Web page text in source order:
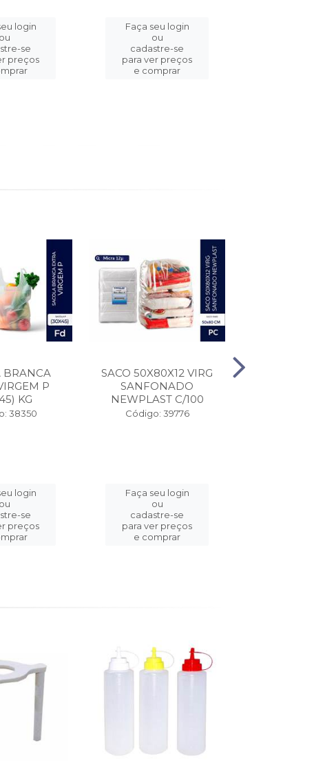
login
ou
se
preços
Faça seu login
ou
cadastre-se
para ver preços
e comprar
BRANCA
P
KG
38350
login
ou
se
preços
SACO 50X80X12 VIRG
SANFONADO
NEWPLAST C/100
Código: 39776
Faça seu login
ou
cadastre-se
para ver preços
e comprar